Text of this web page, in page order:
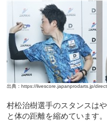
出典：https://livescore.japanprodarts.jp/
村松治樹選手のスタンスは
と体の距離を縮めています。